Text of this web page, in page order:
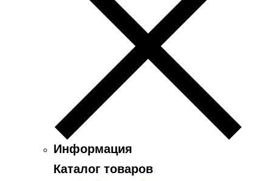
Информация
Каталог товаров